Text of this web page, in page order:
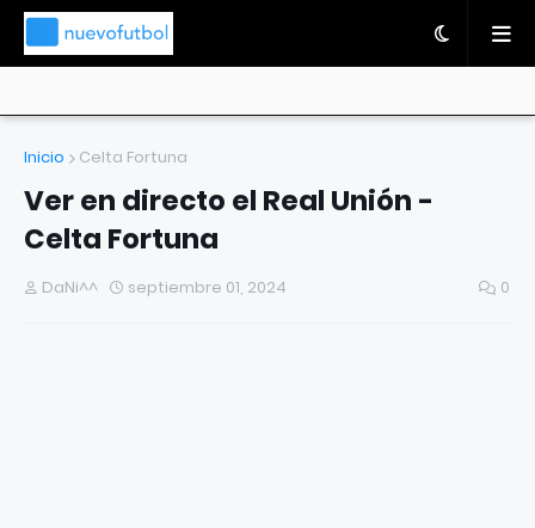
Inicio Celta Fortuna
Ver en directo el Real Unión -
Celta Fortuna
DaNi^^ septiembre 01, 2024 0